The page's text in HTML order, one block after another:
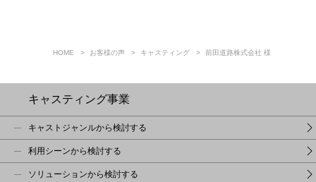
HOME お客様の声 キャスティング 前田道路株式会社 様
キャスティング事業
キャストジャンルから検討する
利用シーンから検討する
ソリューションから検討する